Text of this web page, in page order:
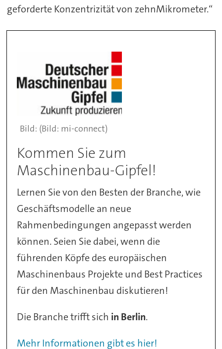
geforderte Konzentrizität von zehnMikrometer.“
(Bild: mi-connect)
Kommen Sie zum
Maschinenbau-Gipfel!
Lernen Sie von den Besten der Branche, wie
Geschäftsmodelle an neue
Rahmenbedingungen angepasst werden
können. Seien Sie dabei, wenn die
führenden Köpfe des europäischen
Maschinenbaus Projekte und Best Practices
für den Maschinenbau diskutieren!
Die Branche trifft sich in Berlin.
Mehr Informationen gibt es hier!